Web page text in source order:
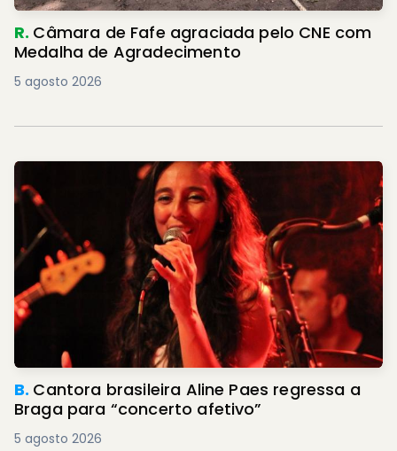
R. Câmara de Fafe agraciada pelo CNE com
Medalha de Agradecimento
5 agosto 2026
B. Cantora brasileira Aline Paes regressa a
Braga para “concerto afetivo”
5 agosto 2026